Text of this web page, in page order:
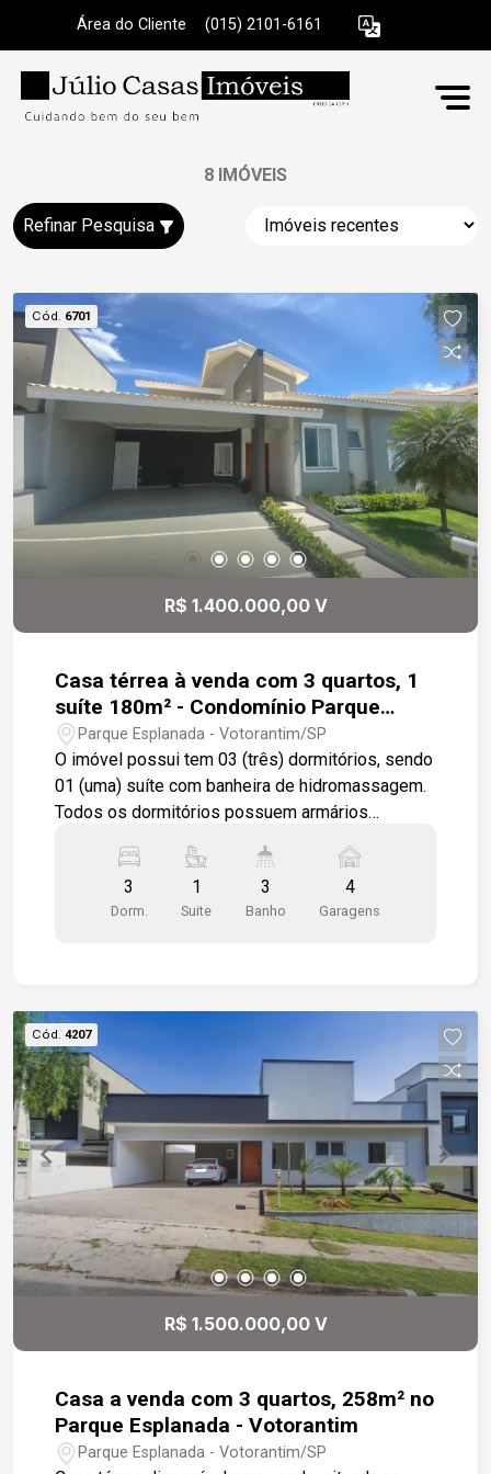
Área do Cliente (015) 2101-6161
8 IMÓVEIS
Refinar Pesquisa
Cód. 6701
R$ 1.400.000,00 V
Casa térrea à venda com 3 quartos, 1
suíte 180m² - Condomínio Parque
Esplanada - Votorantim SP
Parque Esplanada - Votorantim/SP
O imóvel possui tem 03 (três) dormitórios, sendo
01 (uma) suíte com banheira de hidromassagem.
Todos os dormitórios possuem armários
completos. Sala em dois ambientes, Escritório,
Área de Luz, Cozinha planejada e área espaço
gourmet com ilha e churrasqueira para viver
amplo quintal. 04 (quatro) vagas de garagem. Está
localizada em um dos melhores condomínios da
região com muita segurança e lazer, fica a cinco
minutos do bairro Campolim.
3
Dorm.
1
Suite
3
Banho
4
Garagens
Cód. 4207
R$ 1.500.000,00 V
Casa a venda com 3 quartos, 258m² no
Parque Esplanada - Votorantim
Parque Esplanada - Votorantim/SP